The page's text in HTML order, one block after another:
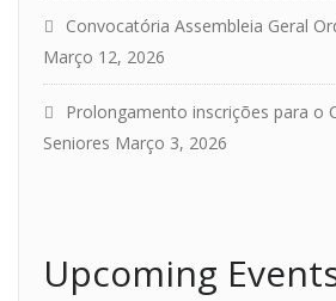
Convocatória Assembleia Geral
Março 12, 2026
Prolongamento inscrições para o
Seniores Março 3, 2026
Upcoming